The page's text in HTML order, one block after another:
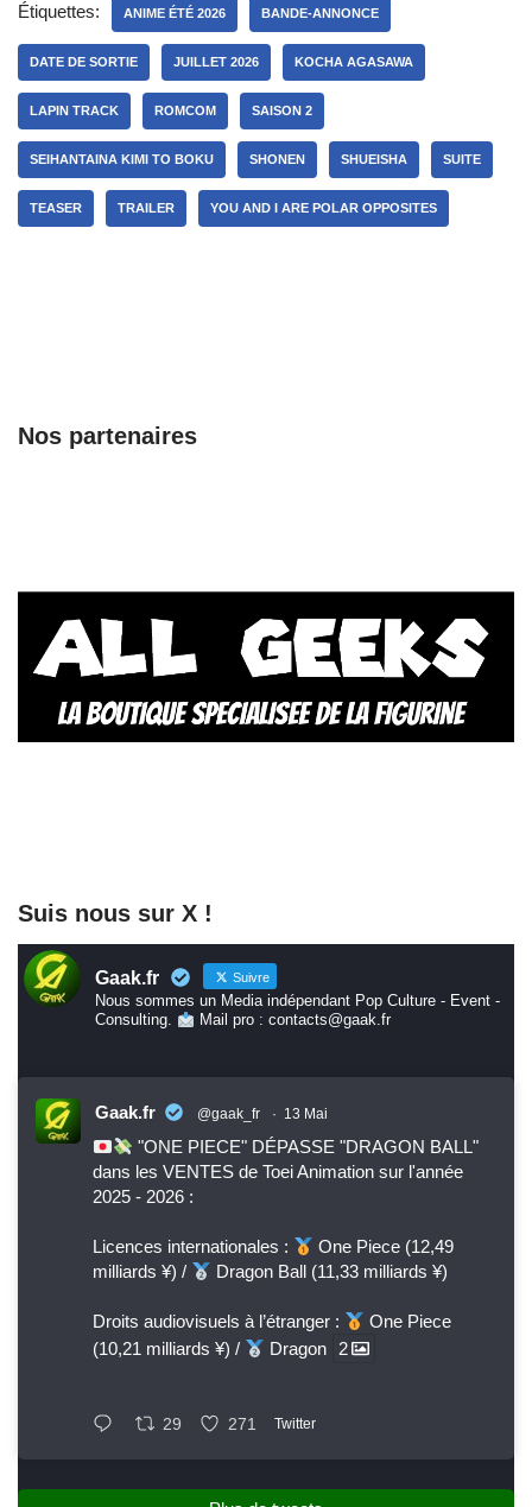
Étiquettes: ANIME ÉTÉ 2026 BANDE-ANNONCE
DATE DE SORTIE JUILLET 2026 KOCHA AGASAWA
LAPIN TRACK ROMCOM SAISON 2
SEIHANTAINA KIMI TO BOKU SHONEN SHUEISHA SUITE
TEASER TRAILER YOU AND I ARE POLAR OPPOSITES
Nos partenaires
Suis nous sur X !
Gaak.fr Suivre
Nous sommes un Media indépendant Pop Culture - Event -
Consulting.
Mail pro : contacts@gaak.fr
Gaak.fr @gaak_fr · 13 Mai
"ONE PIECE" DÉPASSE "DRAGON BALL"
dans les VENTES de Toei Animation sur l'année
2025 - 2026 :
Licences internationales :
One Piece (12,49
milliards ¥) /
Dragon Ball (11,33 milliards ¥)
Droits audiovisuels à l’étranger :
One Piece
(10,21 milliards ¥) /
Dragon 2
29 271 Twitter